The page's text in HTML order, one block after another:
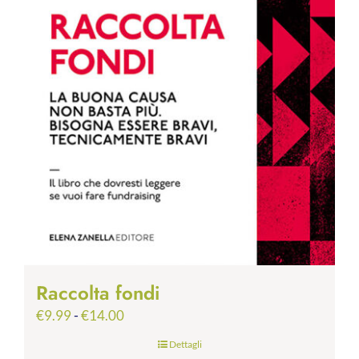
Raccolta fondi
€9.99-€14.00Fascia
prezzo:
Dettagli